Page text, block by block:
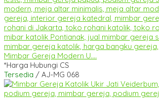
Mimbar Gereja Modern U....
*Harga Hubungi CS
Tersedia / AJ-MG 068